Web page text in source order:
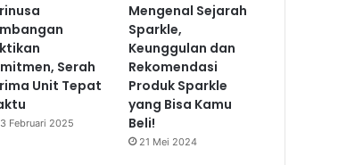
Serah
Unit Tepat
Februari 2025
Mengenal Sejarah
Sparkle,
Keunggulan dan
Rekomendasi
Produk Sparkle
yang Bisa Kamu
Beli!
21 Mei 2024